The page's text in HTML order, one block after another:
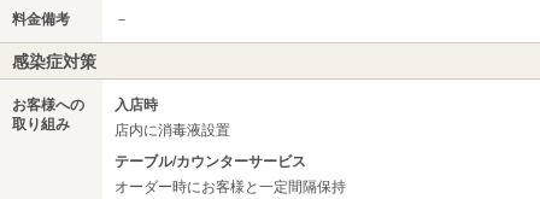
料金備考 －
感染症対策
お客様への
取り組み
入店時
店内に消毒液設置
テーブル/カウンターサービス
オーダー時にお客様と一定間隔保持